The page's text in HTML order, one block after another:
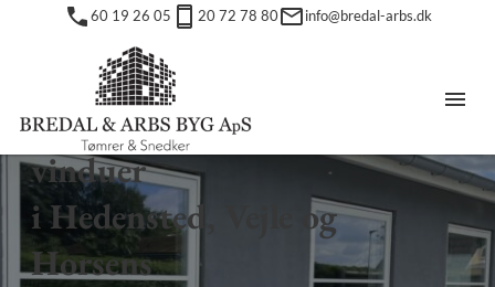
60 19 26 05 20 72 78 80 info@bredal-arbs.dk
BREDAL & ARBS BYG APS
Serviceaftale til døre og
vinduer
i Hedensted, Vejle og
Horsens